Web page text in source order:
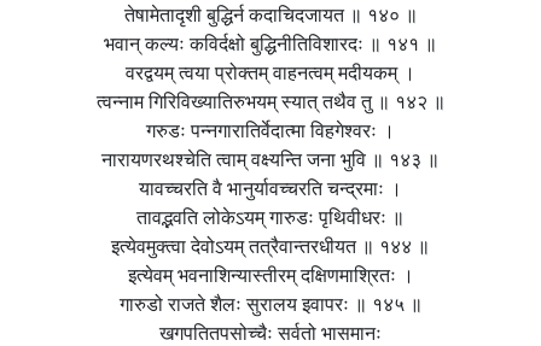
तेषामेतादृशी बुद्धिर्न कदाचिदजायत ॥ १४० ॥
भवान् कल्यः कविर्दक्षो बुद्धिनीतिविशारदः ॥ १४१ ॥
वरद्वयम् त्वया प्रोक्तम् वाहनत्वम् मदीयकम् ।
त्वन्नाम गिरिविख्यातिरुभयम् स्यात् तथैव तु ॥ १४२ ॥
गरुडः पन्नगारातिर्वेदात्मा विहगेश्वरः ।
नारायणरथश्चेति त्वाम् वक्ष्यन्ति जना भुवि ॥ १४३ ॥
यावच्चरति वै भानुर्यावच्चरति चन्द्रमाः ।
तावद्भवति लोकेऽयम् गारुडः पृथिवीधरः ॥
इत्येवमुक्त्वा देवोऽयम् तत्रैवान्तरधीयत ॥ १४४ ॥
इत्येवम् भवनाशिन्यास्तीरम् दक्षिणमाश्रितः ।
गारुडो राजते शैलः सुरालय इवापरः ॥ १४५ ॥
खगपतितपसोच्चैः सर्वतो भासमानः